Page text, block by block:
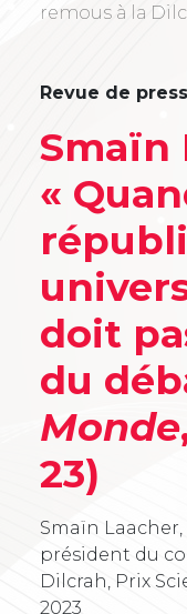
remous à la
Revue de
Smaïn
«
doit
du
Monde
23)
Smaïn
président du
Dilcrah, Prix
2023